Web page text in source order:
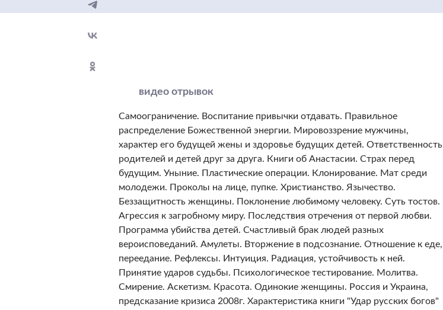
видео отрывок
Самоограничение. Воспитание привычки отдавать. Правильное
распределение Божественной энергии. Мировоззрение мужчины,
характер его будущей жены и здоровье будущих детей. Ответственность
родителей и детей друг за друга. Книги об Анастасии. Страх перед
будущим. Уныние. Пластические операции. Клонирование. Мат среди
молодежи. Проколы на лице, пупке. Христианство. Язычество.
Беззащитность женщины. Поклонение любимому человеку. Суть тостов.
Агрессия к загробному миру. Последствия отречения от первой любви.
Программа убийства детей. Счастливый брак людей разных
вероисповеданий. Амулеты. Вторжение в подсознание. Отношение к еде,
переедание. Рефлексы. Интуиция. Радиация, устойчивость к ней.
Принятие ударов судьбы. Психологическое тестирование. Молитва.
Смирение. Аскетизм. Красота. Одинокие женщины. Россия и Украина,
предсказание кризиса 2008г. Характеристика книги "Удар русских богов"